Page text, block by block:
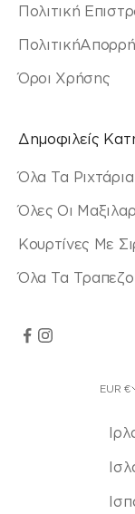
Πολιτική
Όροι Χρήσης
Δημοφιλείς
Όλα Τα Ριχτάρια
Όλες Οι
Κουρτίνες Με
Όλα Τα
EUR €